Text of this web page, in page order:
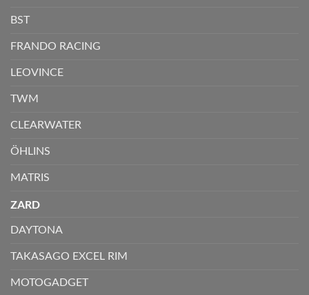
BST
FRANDO RACING
LEOVINCE
TWM
CLEARWATER
ÖHLINS
MATRIS
ZARD
DAYTONA
TAKASAGO EXCEL RIM
MOTOGADGET